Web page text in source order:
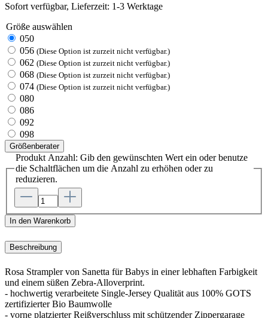
Sofort verfügbar, Lieferzeit: 1-3 Werktage
Größe auswählen
050
056 (Diese Option ist zurzeit nicht verfügbar.)
062 (Diese Option ist zurzeit nicht verfügbar.)
068 (Diese Option ist zurzeit nicht verfügbar.)
074 (Diese Option ist zurzeit nicht verfügbar.)
080
086
092
098
Größenberater
Produkt Anzahl: Gib den gewünschten Wert ein oder benutze
die Schaltflächen um die Anzahl zu erhöhen oder zu
reduzieren.
In den Warenkorb
Beschreibung
Rosa Strampler von Sanetta für Babys in einer lebhaften Farbigkeit
und einem süßen Zebra-Alloverprint.
- hochwertig verarbeitete Single-Jersey Qualität aus 100% GOTS
zertifizierter Bio Baumwolle
- vorne platzierter Reißverschluss mit schützender Zippergarage